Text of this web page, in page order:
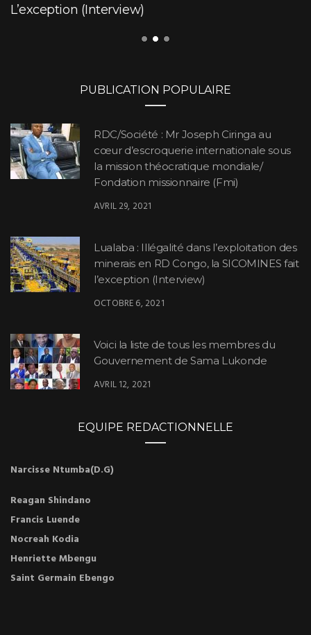
L’exception (Interview)
PUBLICATION POPULAIRE
RDC/Société : Mr Joseph Ciringa au
cœur d’escroquerie internationale sous
la mission théocratique mondiale/
Fondation missionnaire (Fmi)
AVRIL 29, 2021
Lualaba : Illégalité dans l’exploitation des
minerais en RD Congo, la SICOMINES fait
l’exception (Interview)
OCTOBRE 6, 2021
Voici la liste de tous les membres du
Gouvernement de Sama Lukonde
AVRIL 12, 2021
EQUIPE REDACTIONNELLE
Narcisse Ntumba(D.G)
Reagan Shindano
Francis Luende
Nocreah Kodia
Henriette Mbengu
Saint Germain Ebengo